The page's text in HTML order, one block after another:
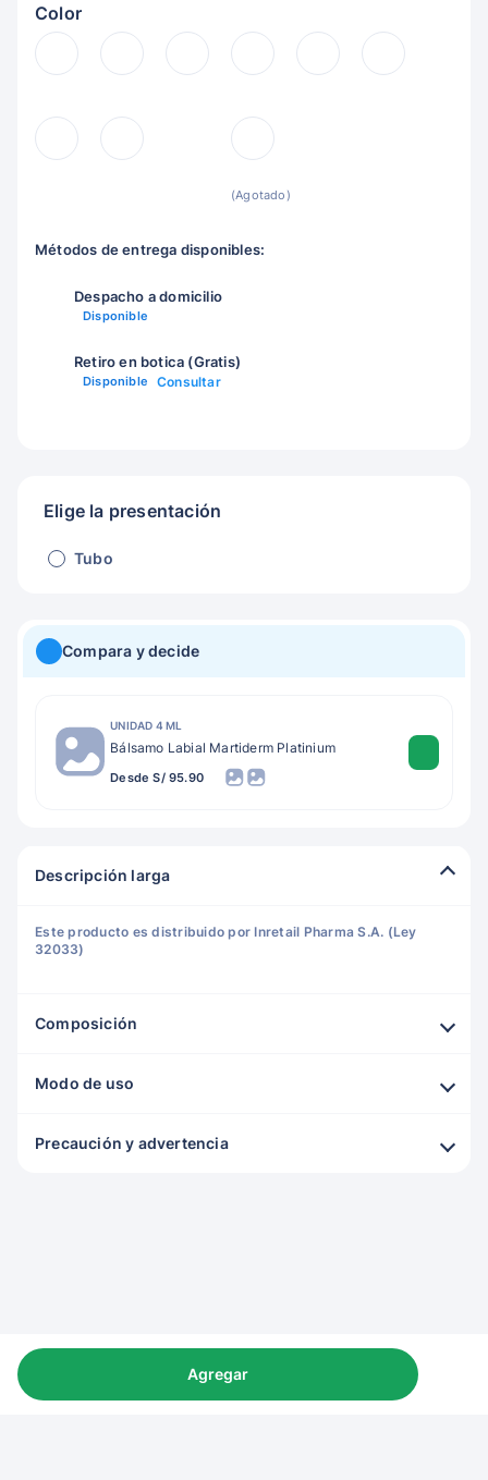
Color
(Agotado)
Métodos de entrega disponibles:
Despacho a domicilio
Disponible
Retiro en botica (Gratis)
Disponible Consultar
Elige la presentación
Tubo
Compara y decide
UNIDAD 4 ML
Bálsamo Labial Martiderm Platinium
Desde S/ 95.90
Descripción larga
Este producto es distribuido por Inretail Pharma S.A. (Ley
32033)
Composición
Modo de uso
Precaución y advertencia
Agregar